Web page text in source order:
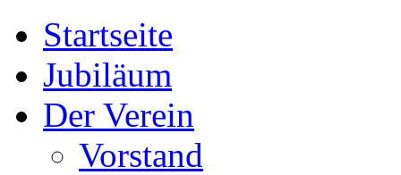
Startseite
Jubiläum
Der Verein
Vorstand